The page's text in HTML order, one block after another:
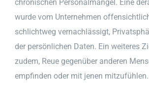
chronischen Personalmangel. Eine
wurde vom Unternehmen
schlichtweg vernachlässigt,
der persönlichen Daten. Ein weiteres
zudem, Reue gegenüber anderen
empfinden oder mit jenen